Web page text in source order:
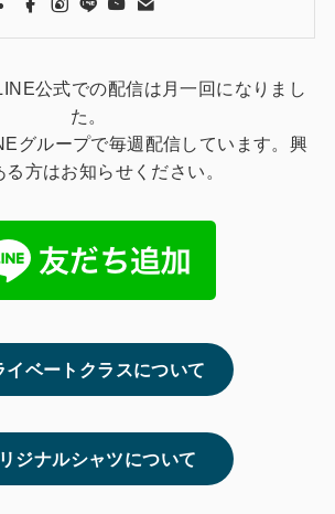
公式での配信は月一回になりまし
た。
グループで毎週配信しています。興
る方はお知らせください。
イベートクラスについて
ジナルシャツについて